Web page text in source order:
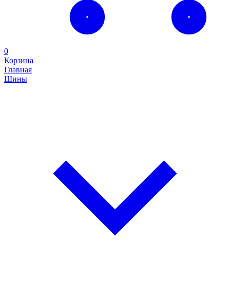
0
Корзина
Главная
Шины